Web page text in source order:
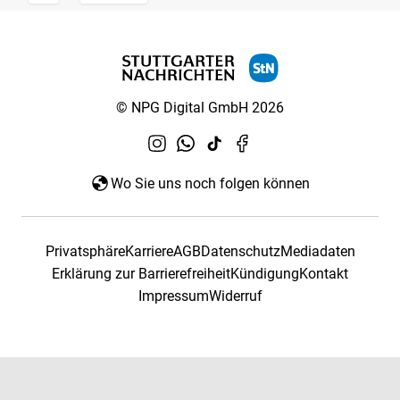
© NPG Digital GmbH 2026
Wo Sie uns noch folgen können
PrivatsphäreKarriereAGBDatenschutzMediadaten
Erklärung zur BarrierefreiheitKündigungKontakt
ImpressumWiderruf